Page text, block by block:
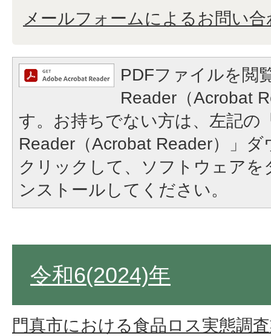
メールフォームによるお問い合
PDFファイルを閲
Reader（Acrobat
す。お持ちでない方は、左記の
Reader（Acrobat Reader）」
クリックして、ソフトウェア
ンストールしてください。
令和6(2024)年
門真市における食品ロス実態調